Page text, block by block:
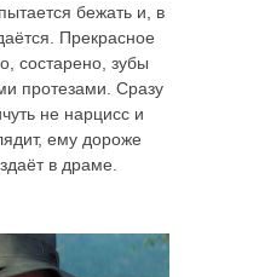
бежать и, в
Прекрасное
состарено, зубы
протезами. Сразу
не нарцисс и
ему дороже
в драме.